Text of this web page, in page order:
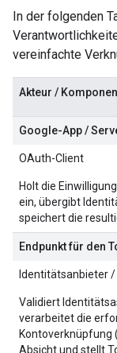
In der folgenden
vereinfachte
Akteur /
Google-App /
OAuth-Client
Holt die
ein, übergibt
speichert die
Endpunkt für den
Identitätsanbieter
Validiert
verarbeitet die
Kontoverknüpfung (
Absicht und stellt